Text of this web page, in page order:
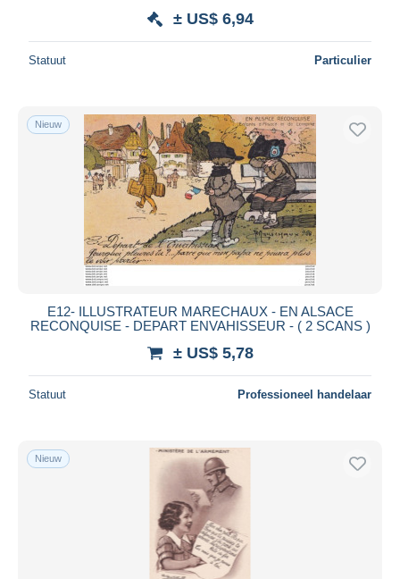
± US$ 6,94
Statuut Particulier
Nieuw
E12- ILLUSTRATEUR MARECHAUX - EN ALSACE
RECONQUISE - DEPART ENVAHISSEUR - ( 2 SCANS )
± US$ 5,78
Statuut Professioneel handelaar
Nieuw